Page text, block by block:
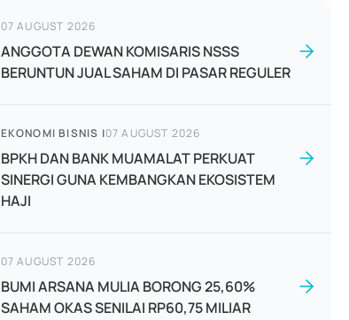
07 AUGUST 2026
ANGGOTA DEWAN KOMISARIS NSSS
BERUNTUN JUAL SAHAM DI PASAR REGULER
EKONOMI BISNIS |07 AUGUST 2026
BPKH DAN BANK MUAMALAT PERKUAT
SINERGI GUNA KEMBANGKAN EKOSISTEM
HAJI
07 AUGUST 2026
BUMI ARSANA MULIA BORONG 25,60%
SAHAM OKAS SENILAI RP60,75 MILIAR